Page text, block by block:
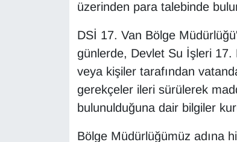
üzerinden para talebinde
DSİ 17. Van Bölge
günlerde, Devlet Su İşleri 17.
veya kişiler tarafından
gerekçeler ileri sürülerek
bulunulduğuna dair bilgiler
Bölge Müdürlüğümüz adına
TEKNOLOJİ